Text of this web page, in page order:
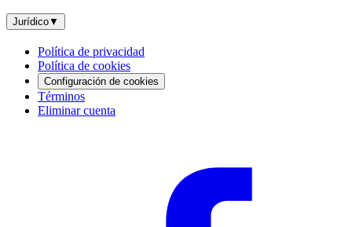
Jurídico▼
Política de privacidad
Política de cookies
Configuración de cookies
Términos
Eliminar cuenta